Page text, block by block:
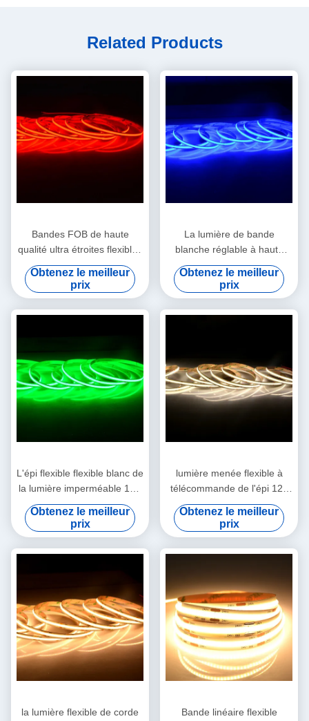
Related Products
Bandes FOB de haute
qualité ultra étroites flexibles
libres de l'ÉPI LED de la
tache 528 led/m 8W 5
millimètres 90Ra
Obtenez le meilleur
prix
La lumière de bande
blanche réglable à haute
densité du TDC LED,
colorent la bande facultative
de l'ÉPI LED de Flip-Chip
Extremely Flexible
Obtenez le meilleur
prix
L'épi flexible flexible blanc de
la lumière imperméable 12V
24V de la bande Ip65 a
mené la bande légère
Obtenez le meilleur
prix
lumière menée flexible à
télécommande de l'épi 12v
de bande d'usine de
conversion colorée
professionnelle de
fabrication
Obtenez le meilleur
prix
la lumière flexible de corde
Bande linéaire flexible